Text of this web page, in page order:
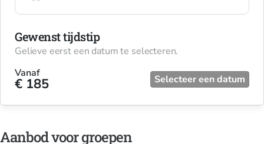
Gewenst tijdstip
Gelieve eerst een datum te selecteren.
Vanaf
€ 185 Selecteer een datum
Aanbod voor groepen